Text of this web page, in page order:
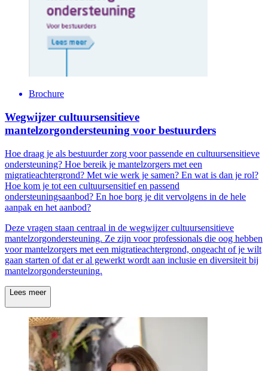
Brochure
Wegwijzer cultuursensitieve
mantelzorgondersteuning voor bestuurders
Hoe draag je als bestuurder zorg voor passende en cultuursensitieve
ondersteuning? Hoe bereik je mantelzorgers met een
migratieachtergrond? Met wie werk je samen? En wat is dan je rol?
Hoe kom je tot een cultuursensitief en passend
ondersteuningsaanbod? En hoe borg je dit vervolgens in de hele
aanpak en het aanbod?
Deze vragen staan centraal in de wegwijzer cultuursensitieve
mantelzorgondersteuning. Ze zijn voor professionals die oog hebben
voor mantelzorgers met een migratieachtergrond, ongeacht of je wilt
gaan starten of dat er al gewerkt wordt aan inclusie en diversiteit bij
mantelzorgondersteuning.
Lees meer